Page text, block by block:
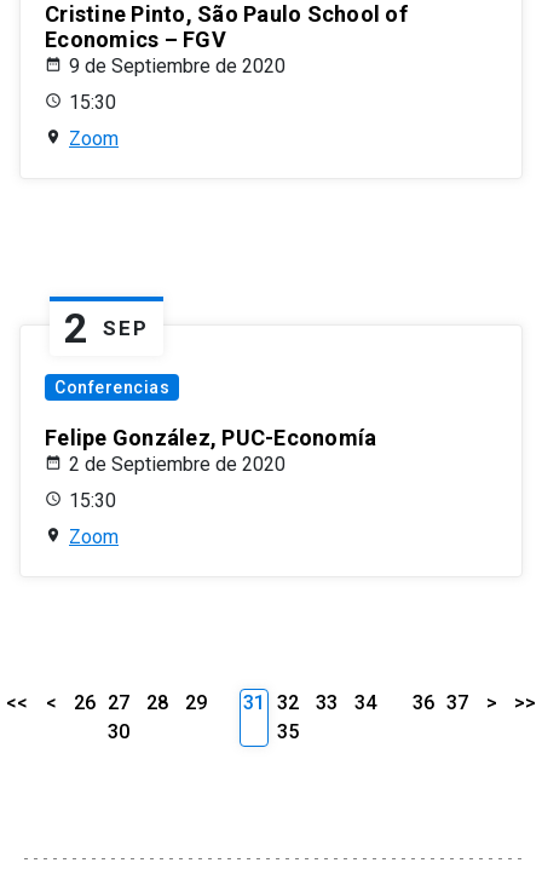
Cristine Pinto, São Paulo School of
Economics – FGV
9 de Septiembre de 2020
15:30
Zoom
2 SEP
Conferencias
Felipe González, PUC-Economía
2 de Septiembre de 2020
15:30
Zoom
<< < 26 27 28
29
30
31 32 33
34
35
36 37 > >>